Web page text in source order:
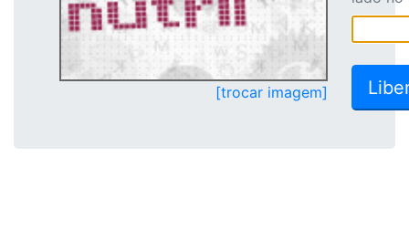
[trocar imagem]